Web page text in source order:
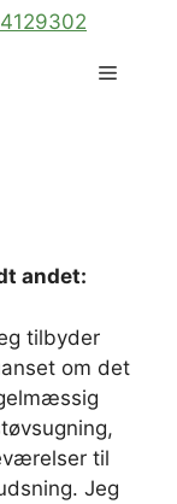
andet:
tilbyder
om det
til
Jeg